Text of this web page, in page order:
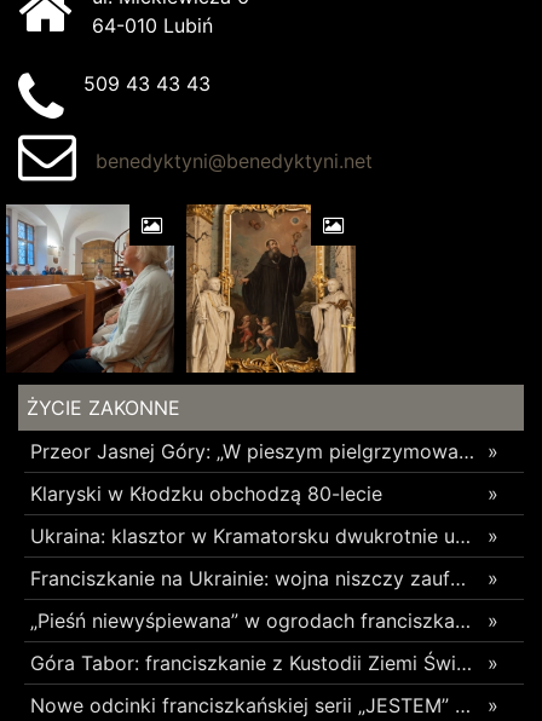
64-010 Lubiń
509 43 43 43
benedyktyni@benedyktyni.net
ŻYCIE ZAKONNE
»
Przeor Jasnej Góry: „W pieszym pielgrzymowaniu jest coś niezwykłego”
»
Klaryski w Kłodzku obchodzą 80-lecie
»
Ukraina: klasztor w Kramatorsku dwukrotnie uszkodzony w ciągu trzech tygodni
»
Franciszkanie na Ukrainie: wojna niszczy zaufanie
»
„Pieśń niewyśpiewana” w ogrodach franciszkańskich w Radomsku
»
Góra Tabor: franciszkanie z Kustodii Ziemi Świętej świętowali Przemienienie Pańskie
»
Nowe odcinki franciszkańskiej serii „JESTEM” z poruszającym świadectwami o błogosławionych z Pariacoto w 35. rocznicę ich męczeńskiej śmierci